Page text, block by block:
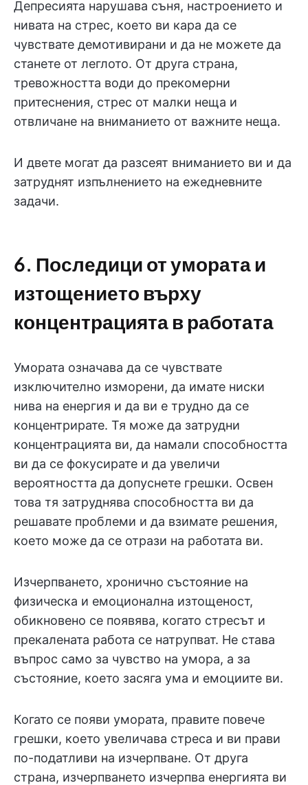
Депресията нарушава съня, настроението и
нивата на стрес, което ви кара да се
чувствате демотивирани и да не можете да
станете от леглото. От друга страна,
тревожността води до прекомерни
притеснения, стрес от малки неща и
отвличане на вниманието от важните неща.
И двете могат да разсеят вниманието ви и да
затруднят изпълнението на ежедневните
задачи.
6. Последици от умората и
изтощението върху
концентрацията в работата
Умората означава да се чувствате
изключително изморени, да имате ниски
нива на енергия и да ви е трудно да се
концентрирате. Тя може да затрудни
концентрацията ви, да намали способността
ви да се фокусирате и да увеличи
вероятността да допуснете грешки. Освен
това тя затруднява способността ви да
решавате проблеми и да взимате решения,
което може да се отрази на работата ви.
Изчерпването, хронично състояние на
физическа и емоционална изтощеност,
обикновено се появява, когато стресът и
прекалената работа се натрупват. Не става
въпрос само за чувство на умора, а за
състояние, което засяга ума и емоциите ви.
Когато се появи умората, правите повече
грешки, което увеличава стреса и ви прави
по-податливи на изчерпване. От друга
страна, изчерпването изчерпва енергията ви